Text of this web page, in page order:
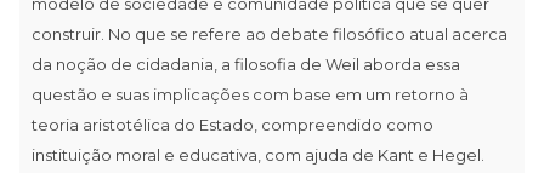
construir. No que se refere ao debate filosófico atual acerca
da noção de cidadania, a filosofia de Weil aborda essa
questão e suas implicações com base em um retorno à
teoria aristotélica do Estado, compreendido como
instituição moral e educativa, com ajuda de Kant e Hegel.